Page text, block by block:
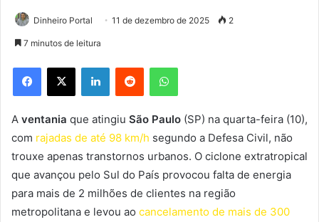
Dinheiro Portal 11 de dezembro de 2025 2
7 minutos de leitura
Facebook
X LinkedinReddit WhatsApp
A ventania que atingiu São Paulo (SP) na quarta-feira (10),
com rajadas de até 98 km/h segundo a Defesa Civil, não
trouxe apenas transtornos urbanos. O ciclone extratropical
que avançou pelo Sul do País provocou falta de energia
para mais de 2 milhões de clientes na região
metropolitana e levou ao cancelamento de mais de 300